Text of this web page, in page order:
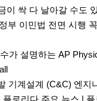
다 날아갈 수도 있습니다, 롱
이민법 전면 시행 꼭 알
기계설계 (C&C) 엔지